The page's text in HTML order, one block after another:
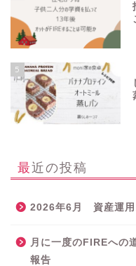
5
最近の投稿
2026年6月 資産運用
月に一度のFIREへ
報告